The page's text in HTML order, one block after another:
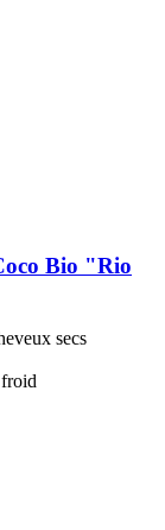
Bio "Rio
secs